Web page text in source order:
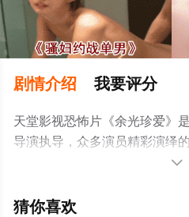
剧情介绍 我要评分
天堂影视恐怖片《余光珍爱》
导演执导，众多演员精彩演绎
看高清无删减完整版电影大全
猜你喜欢